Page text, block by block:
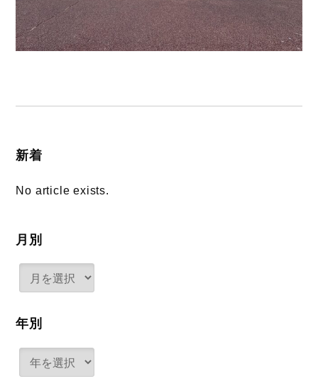
新着
No article exists.
月別
年別